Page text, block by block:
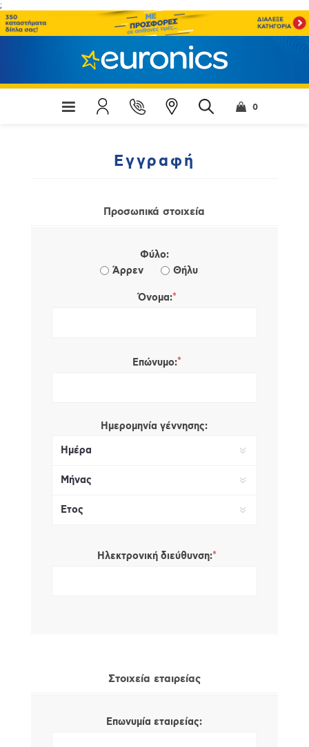
;
0
Εγγραφή
Προσωπικά στοιχεία
Φύλο:
Άρρεν
Θήλυ
Όνομα:*
Επώνυμο:*
Ημερομηνία γέννησης:
Ηλεκτρονική διεύθυνση:*
Στοιχεία εταιρείας
Επωνυμία εταιρείας: